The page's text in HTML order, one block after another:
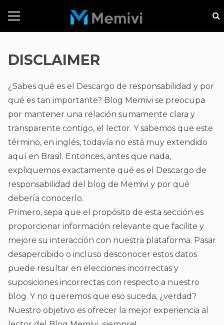
DISCLAIMER
¿Sabes qué es el Descargo de responsabilidad y por
qué es tan importante? Blog Memivi se preocupa
por mantener una relación sumamente clara y
transparente contigo, el lector. Y sabemos que este
término, en inglés, todavía no está muy extendido
aquí en Brasil. Entonces, antes que nada,
expliquemos exactamente qué es el Descargo de
responsabilidad del blog de Memivi y por qué
debería conocerlo.
Primero, sepa que el propósito de esta sección es
proporcionar información relevante que facilite y
mejore su interacción con nuestra plataforma. Pasar
desapercibido o incluso desconocer estos datos
puede resultar en elecciones incorrectas y
suposiciones incorrectas con respecto a nuestro
blog. Y no queremos que eso suceda, ¿verdad?
Nuestro objetivo es ofrecer la mejor experiencia al